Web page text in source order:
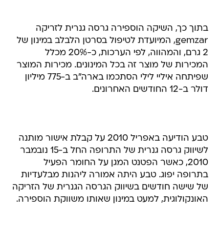
בתוך כך, השיקה הוספירה גרסה גנרית לזריקה
gemzar, המיועדת לטיפול בסרטן הלבלב במינון של
2 גרם, והמהווה, לפי הערכות, כ-20% מכלל
המכירות של מוצר זה בכל המינונים. מכירות המוצר
שפיתחה איליי לילי הסתכמו בארה"ב ב-775 מיליון
דולר ב-12 החודשים האחרונים.
טבע הודיעה באפריל 2010 על קבלת אישור מותנה
לשיווק גרסה גנרית של התרופה החל ב-15 נובמבר
2010, כאשר הפטנט המגן על החומר הפעיל
בתרופה יפוג. טבע היתה אמורה ליהנות מבלעדיות
של שישה חודשים בשיווק הגרסה הגנרית של הזריקה
האונקולוגית, למעט במינון שאותו משווקת הוספירה.